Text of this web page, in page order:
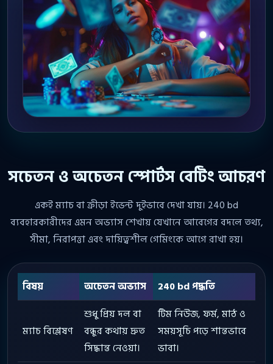
সচেতন ও অচেতন স্পোর্টস বেটিং আচরণ
একই ম্যাচ বা ক্রীড়া ইভেন্ট দুইভাবে দেখা যায়। 240 bd
ব্যবহারকারীদের এমন অভ্যাস শেখায় যেখানে আবেগের বদলে তথ্য,
সীমা, নিরাপত্তা এবং দায়িত্বশীল গেমিংকে আগে রাখা হয়।
বিষয় অচেতন অভ্যাস 240 bd পদ্ধতি
ম্যাচ বিশ্লেষণ
শুধু প্রিয় দল বা
বন্ধুর কথায় দ্রুত
সিদ্ধান্ত নেওয়া।
টিম নিউজ, ফর্ম, মাঠ ও
সময়সূচি পড়ে শান্তভাবে
ভাবা।